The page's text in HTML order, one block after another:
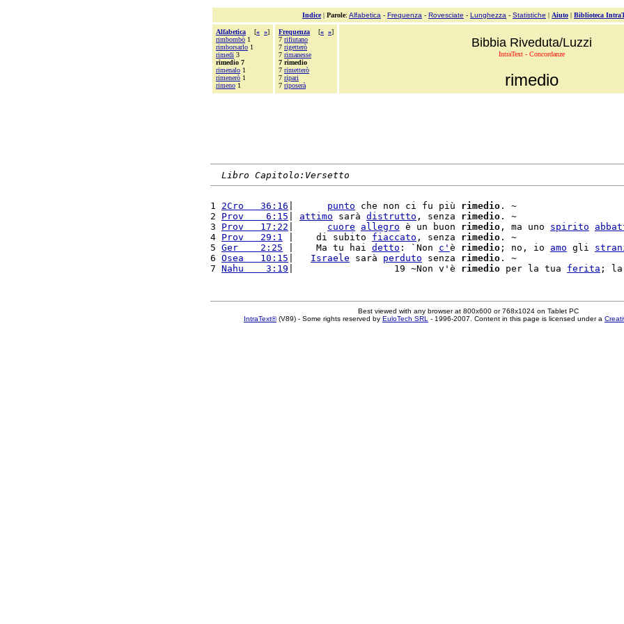
Indice| Parole: Alfabetica - Frequenza - Rovesciate - Lunghezza - Statistiche | Aiuto | Biblioteca
Alfabetica [« »]
rimbombò 1
rimborsarlo 1
rimedi 3
rimedio 7
rimenalo 1
rimenerò 1
rimeno 1
Frequenza [« »]
7 rifiutano
7 rigetterò
7 rimanesse
7 rimedio
7 rimetterò
7 ripari
7 riposerà
Bibbia Riveduta/Luzzi
IntraText - Concordanze
rimedio
Libro Capitolo:Versetto
1 2Cro   36:16 punto che non ci fu più rimedio . ~
2 Prov    6:15 attimo sarà distrutto , senza rimedio . ~
3 Prov   17:22 cuore allegro è un buon rimedio , ma uno spirito
4 Prov   29:1 |    di subito fiaccato , senza rimedio . ~
5 Ger    2:25 |    Ma tu hai detto : `Non c' è rimedio ; no, io amo gli
6 Osea   10:15 Israele sarà perduto senza rimedio . ~
7 Nahu    3:19 |                  19 ~Non v'è rimedio per la tua ferita
Best viewed with any browser at 800x600 or 768x1024 on Tablet PC
IntraText®(V89) - Some rights reserved by EuloTech SRL - 1996-2007. Content in this page is licensed under a